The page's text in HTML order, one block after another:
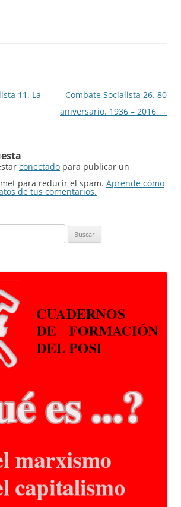
11. La
Combate Socialista 26. 80
aniversario. 1936 – 2016 →
conectado para publicar un
para reducir el spam. Aprende cómo
de tus comentarios.